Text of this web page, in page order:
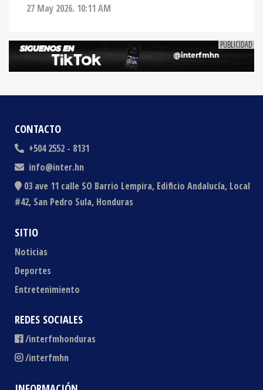
CONTACTO
+504 2552 - 8131
info@inter.hn
03 ave 11 calle SO Barrio Lempira, Edificio Andalucía, Local
#42, San Pedro Sula, Honduras
SITIO
Noticias
Deportes
Entretenimiento
REDES SOCIALES
/interfmhonduras
/interfmhn